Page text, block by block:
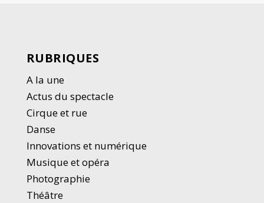
RUBRIQUES
A la une
Actus du spectacle
Cirque et rue
Danse
Innovations et numérique
Musique et opéra
Photographie
Théâtre